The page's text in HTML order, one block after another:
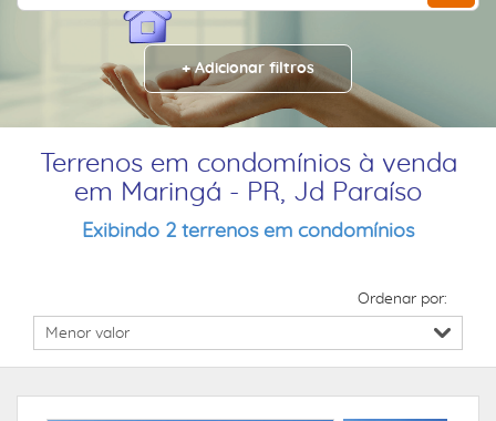
+ Adicionar filtros
Terrenos em condomínios à venda
em Maringá - PR, Jd Paraíso
Exibindo 2 terrenos em condomínios
Ordenar por: